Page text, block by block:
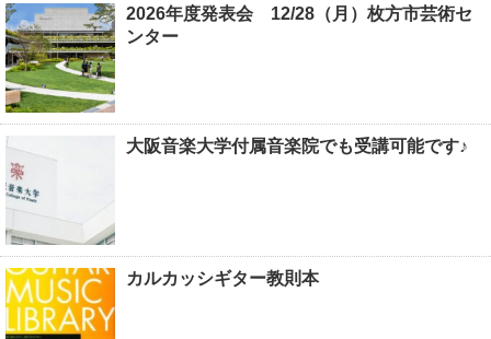
2026年度発表会 12/28（月）枚方市芸術セ
ンター
大阪音楽大学付属音楽院でも受講可能です♪
カルカッシギター教則本